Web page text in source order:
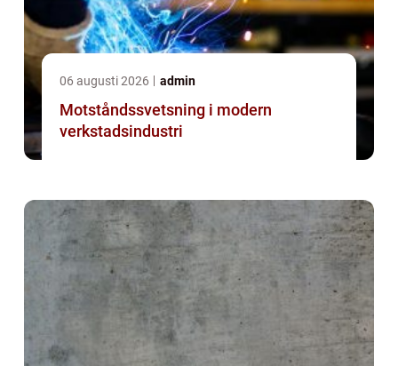
06 augusti 2026 admin
Motståndssvetsning i modern
verkstadsindustri